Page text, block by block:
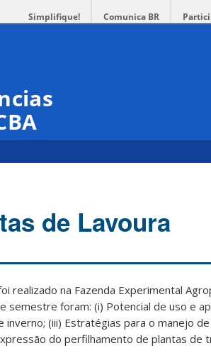
Simplifique! Comunica BR
de Lavoura
realizado na Fazenda Experimental
semestre foram: (i) Potencial de uso e
(iii) Estratégias para o manejo
do perfilhamento de plantas de